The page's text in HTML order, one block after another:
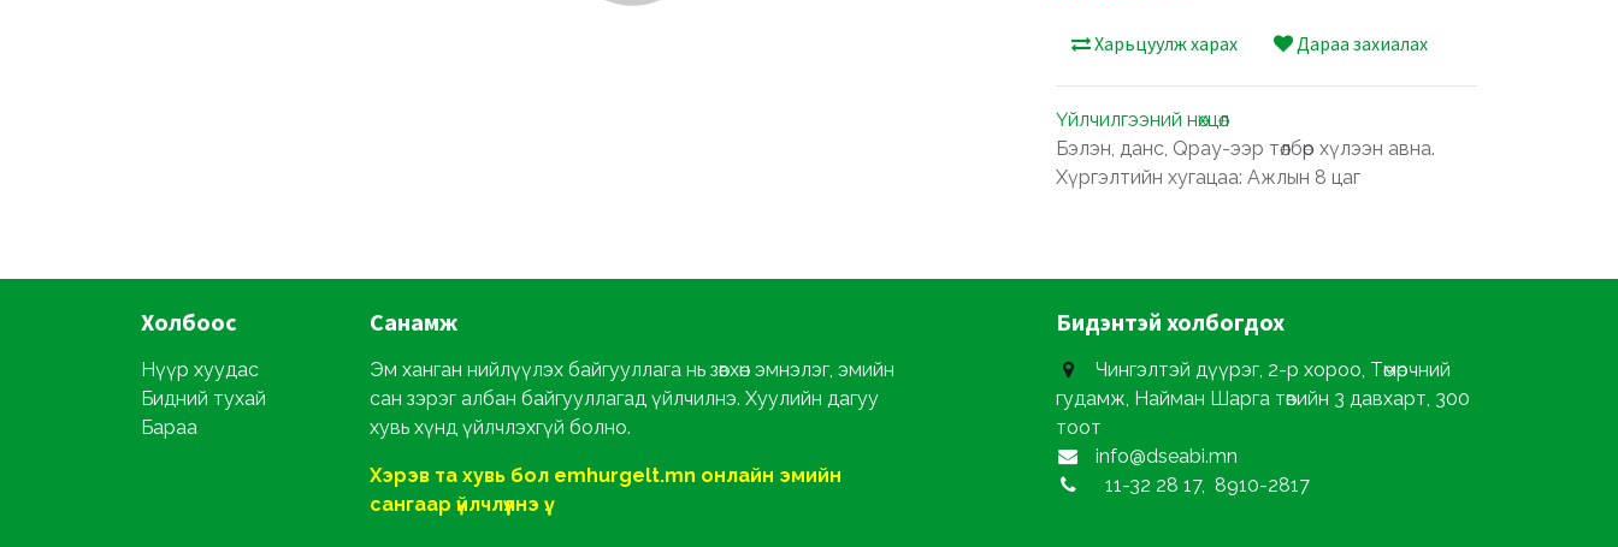
Харьцуулж харах Дараа захиалах
Үйлчилгээний нөхцөл
Бэлэн, данс, Qpay-ээр төлбөр хүлээн авна.
Хүргэлтийн хугацаа: Ажлын 8 цаг
Холбоос
Нүүр хуудас
Бидний тухай
Бараа
Санамж
Эм ханган нийлүүлэх байгууллага нь зөвхөн эмнэлэг, эмийн
сан зэрэг албан байгууллагад үйлчилнэ. Хуулийн дагуу
хувь хүнд үйлчлэхгүй болно.
Хэрэв та хувь бол emhurgelt.mn онлайн эмийн
сангаар үйлчлүүлнэ үү.
Бидэнтэй холбогдох
Чингэлтэй дүүрэг, 2-р хороо, Төмөрчний
гудамж, Найман Шарга төвийн 3 давхарт, 300
тоот
info@dseabi.mn
11-32 28 17, 8910-2817